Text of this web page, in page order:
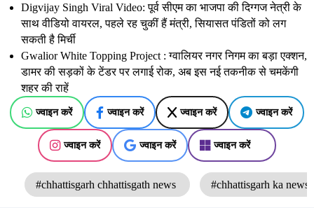
Digvijay Singh Viral Video: पूर्व सीएम का भाजपा की दिग्गज नेत्री के
साथ वीडियो वायरल, पहले रह चुकीं हैं मंत्री, सियासत पंडितों को लग
सकती है मिर्ची
Gwalior White Topping Project : ग्वालियर नगर निगम का बड़ा एक्शन,
डामर की सड़कों के टेंडर पर लगाई रोक, अब इस नई तकनीक से चमकेंगी
शहर की राहें
ज्वाइन करें ज्वाइन करें ज्वाइन करें ज्वाइन करें
ज्वाइन करें ज्वाइन करें ज्वाइन करें
#chhattisgarh chhattisgath news #chhattisgarh ka news